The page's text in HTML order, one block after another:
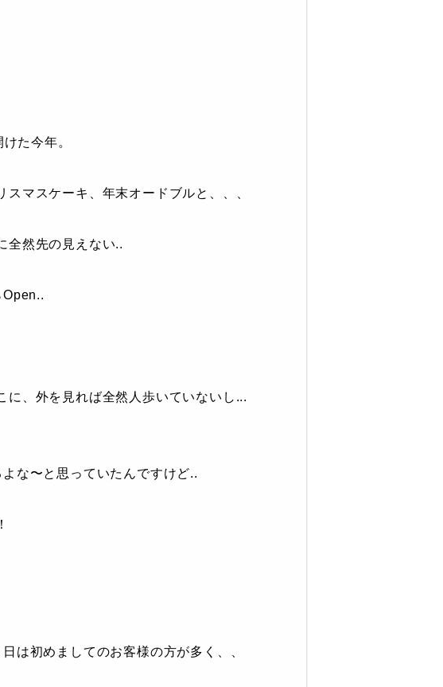
た今年。
マスケーキ、年末オードブルと、、、
全然先の見えない..
Open..
に、外を見れば全然人歩いていないし...
な〜と思っていたんですけど..
は初めましてのお客様の方が多く、、